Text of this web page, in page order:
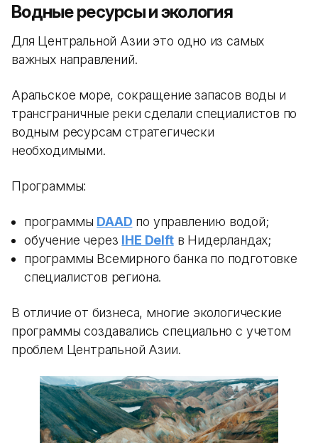
Водные ресурсы и экология
Для Центральной Азии это одно из самых
важных направлений.
Аральское море, сокращение запасов воды и
трансграничные реки сделали специалистов по
водным ресурсам стратегически
необходимыми.
Программы:
программы DAAD по управлению водой;
обучение через IHE Delftв Нидерландах;
программы Всемирного банка по подготовке
специалистов региона.
В отличие от бизнеса, многие экологические
программы создавались специально с учетом
проблем Центральной Азии.